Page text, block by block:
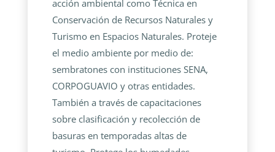
acción ambiental como Técnica en
Conservación de Recursos Naturales y
Turismo en Espacios Naturales. Proteje
el medio ambiente por medio de:
sembratones con instituciones SENA,
CORPOGUAVIO y otras entidades.
También a través de capacitaciones
sobre clasificación y recolección de
basuras en temporadas altas de